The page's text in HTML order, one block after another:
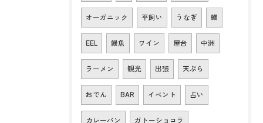
オーガニック 平飼い うなぎ 鰻
EEL 鰻魚 ワイン 屋台 中洲
ラーメン 観光 出張 天ぷら
おでん BAR イベント 占い
カレーパン ガトーショコラ